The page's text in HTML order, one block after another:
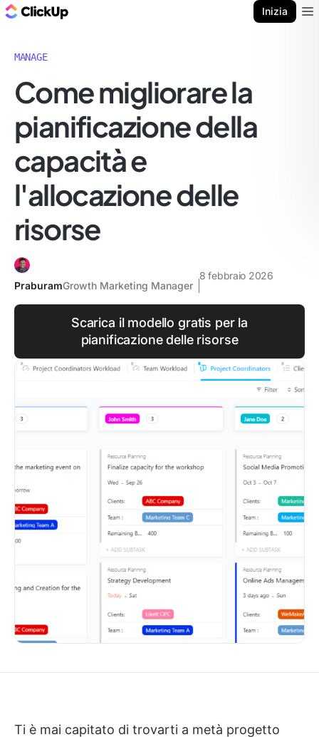
Inizia
MANAGE
Come migliorare la
pianificazione della
capacità e
l'allocazione delle
risorse
PraburamGrowth Marketing Manager
8 febbraio 2026
Scarica il modello gratis per la
pianificazione delle risorse
Ti è mai capitato di trovarti a metà progetto